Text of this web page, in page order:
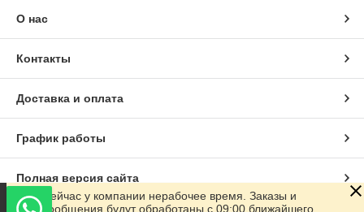
О нас
Контакты
Доставка и оплата
График работы
Полная версия сайта
Сейчас у компании нерабочее время. Заказы и
сообщения будут обработаны с 09:00 ближайшего